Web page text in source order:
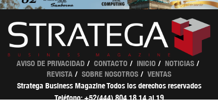
AVISO DE PRIVACIDAD CONTACTO INICIO
NOTICIAS
REVISTA
SOBRE NOSOTROS
VENTAS
Stratega Business Magazine Todos los derechos reservados
Teléfono: +52(444) 804 18 14 al 19